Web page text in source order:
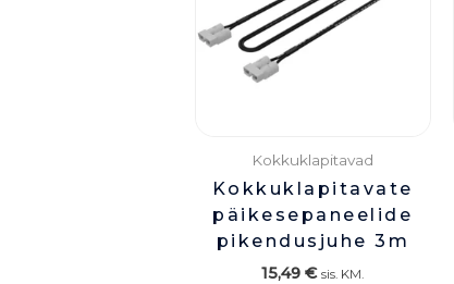
Kokkuklapitavad
Kokkuklapitavate
päikesepaneelide
pikendusjuhe 3m
15,49€ sis. KM.